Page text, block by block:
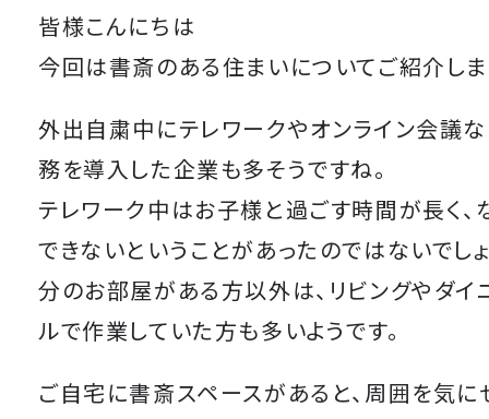
皆様こんにちは
今回は書斎のある住まいについてご紹介しま
外出自粛中にテレワークやオンライン会議
務を導入した企業も多そうですね。
テレワーク中はお子様と過ごす時間が長く
できないということがあったのではないでし
分のお部屋がある方以外は、リビングやダイ
ルで作業していた方も多いようです。
ご自宅に書斎スペースがあると、周囲を気